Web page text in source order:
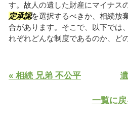
す。故人の遺した財産にマイナス
定承認を選択するべきか、相続放
合があります。そこで、以下では、
れぞれどんな制度であるのか、ど
« 相続 兄弟 不公平
一覧に戻